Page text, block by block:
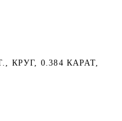
КРУГ, 0.384 КАРАТ,